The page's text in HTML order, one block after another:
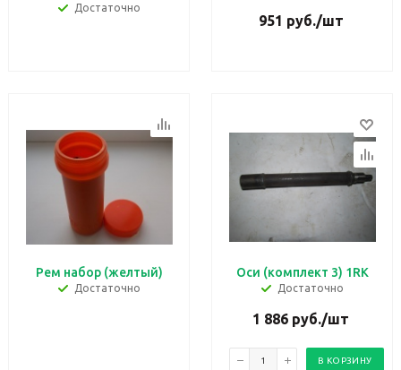
Достаточно
951 руб./шт
Рем набор (желтый)
Достаточно
Оси (комплект 3) 1RK
Достаточно
1 886 руб./шт
В КОРЗИНУ